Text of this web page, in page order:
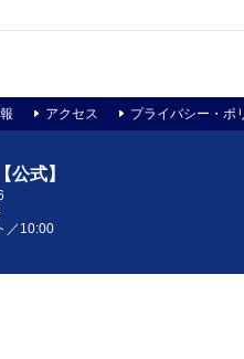
アクセス プライバシー・ポ
公式】
／10:00